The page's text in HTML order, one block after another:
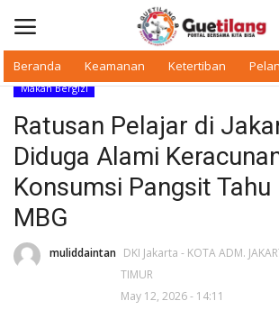
Beranda Keamanan Ketertiban
Beranda
Daerah
Makan Bergizi
Makan Bergizi
Ratusan Pelajar di
Diduga Alami
Konsumsi Pangsit
MBG
muliddaintan DKI Jakarta - KOTA ADM.
TIMUR
May 12, 2026 - 14:11